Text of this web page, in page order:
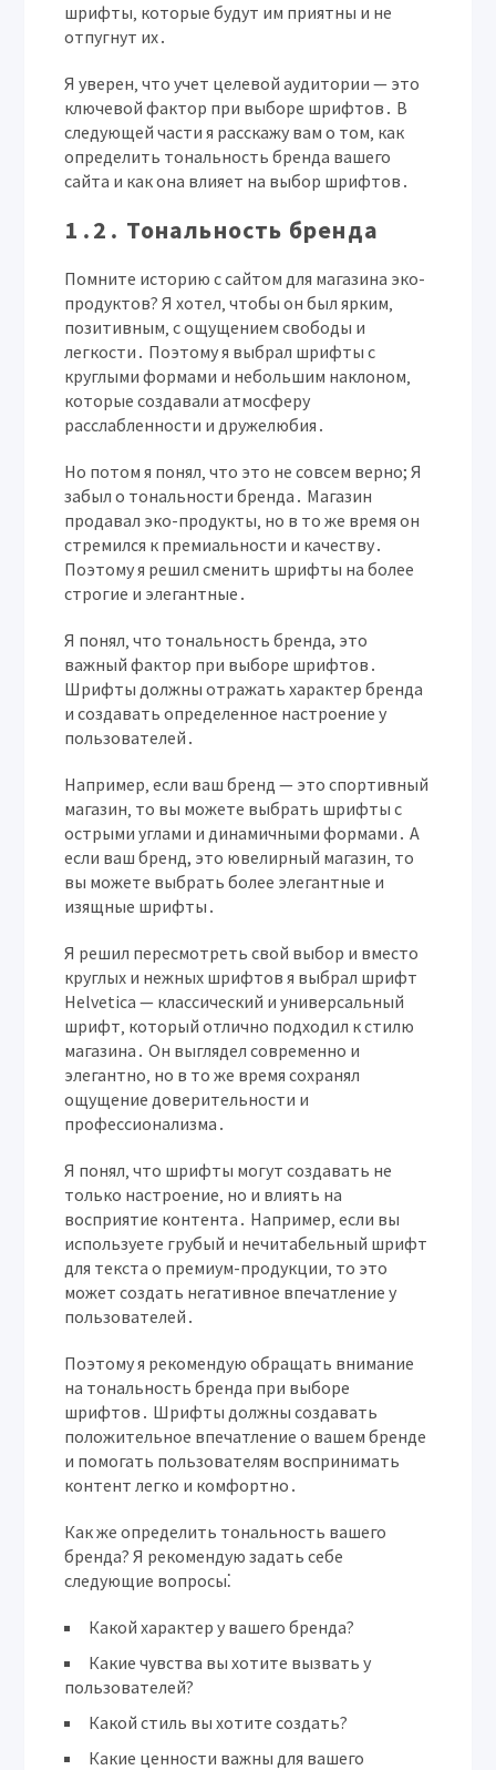
шрифты‚ которые будут им приятны и не
отпугнут их․
Я уверен‚ что учет целевой аудитории — это
ключевой фактор при выборе шрифтов․ В
следующей части я расскажу вам о том‚ как
определить тональность бренда вашего
сайта и как она влияет на выбор шрифтов․
1․2․ Тональность бренда
Помните историю с сайтом для магазина эко-
продуктов? Я хотел‚ чтобы он был ярким‚
позитивным‚ с ощущением свободы и
легкости․ Поэтому я выбрал шрифты с
круглыми формами и небольшим наклоном‚
которые создавали атмосферу
расслабленности и дружелюбия․
Но потом я понял‚ что это не совсем верно; Я
забыл о тональности бренда․ Магазин
продавал эко-продукты‚ но в то же время он
стремился к премиальности и качеству․
Поэтому я решил сменить шрифты на более
строгие и элегантные․
Я понял‚ что тональность бренда, это
важный фактор при выборе шрифтов․
Шрифты должны отражать характер бренда
и создавать определенное настроение у
пользователей․
Например‚ если ваш бренд — это спортивный
магазин‚ то вы можете выбрать шрифты с
острыми углами и динамичными формами․ А
если ваш бренд, это ювелирный магазин‚ то
вы можете выбрать более элегантные и
изящные шрифты․
Я решил пересмотреть свой выбор и вместо
круглых и нежных шрифтов я выбрал шрифт
Helvetica — классический и универсальный
шрифт‚ который отлично подходил к стилю
магазина․ Он выглядел современно и
элегантно‚ но в то же время сохранял
ощущение доверительности и
профессионализма․
Я понял‚ что шрифты могут создавать не
только настроение‚ но и влиять на
восприятие контента․ Например‚ если вы
используете грубый и нечитабельный шрифт
для текста о премиум-продукции‚ то это
может создать негативное впечатление у
пользователей․
Поэтому я рекомендую обращать внимание
на тональность бренда при выборе
шрифтов․ Шрифты должны создавать
положительное впечатление о вашем бренде
и помогать пользователям воспринимать
контент легко и комфортно․
Как же определить тональность вашего
бренда? Я рекомендую задать себе
следующие вопросы⁚
Какой характер у вашего бренда?
Какие чувства вы хотите вызвать у
пользователей?
Какой стиль вы хотите создать?
Какие ценности важны для вашего